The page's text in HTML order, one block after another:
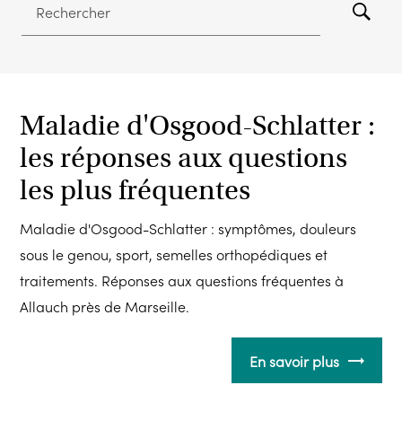
Rechercher
Maladie d'Osgood-Schlatter :
les réponses aux questions
les plus fréquentes
Maladie d'Osgood-Schlatter : symptômes, douleurs
sous le genou, sport, semelles orthopédiques et
traitements. Réponses aux questions fréquentes à
Allauch près de Marseille.
En savoir plus